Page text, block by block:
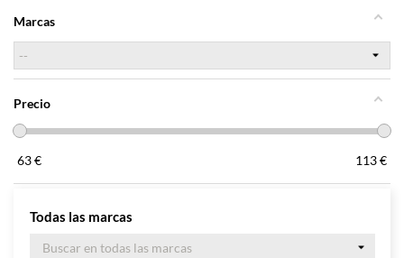
Marcas
Precio
63€ 113€
Todas las marcas